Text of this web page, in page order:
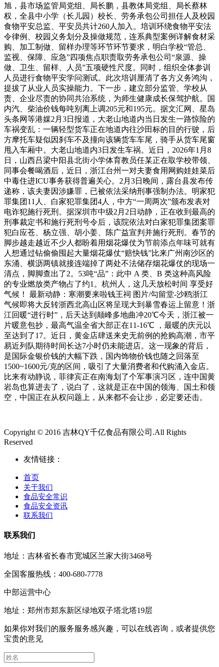
旭，县市场监管局党组、局长鹏，县教体局党组、局长蔡林
权，全县中小学（长儿园）校长、劳务承包公司担任人及校园
食物平安总监、平安员共计260人加入。培训环绕食物平安法
令律例、校园义务划分及操做规范，连系典型案例详解食材采
购、加工制做、留样办理等环节环节要求，明白学校“管总、
监视、保障、应急”四项焦点职责取劳务承包公司“泉源、操
做、卫生、留样、人员”五项硬性尺度。同时，组织全体参训
人员进行食物平安学问测试。此次培训厘清了各方义务鸿沟，
提拔了从业人员实操能力。下一步，建立部分监管、学校从
责、企业尽责的协同共治系统，为师生健康成长保驾护航。国
内汽、柴油价钱每吨别离上调205元和195元。据文汇网、星岛
头条网等港媒2月3日报道，大老山地道内当日发生一路惊险的
车祸变乱：一辆轻型货车正在地道内往沙田标的目的行驶，后
方摩托车疑似因刹车不及撞向该辆货车车尾，骑手从货车尾窗
甩入车厢中。大老山地道内3日发生车祸。近日，2026年1月8
日，山西吕梁中阳县北街小学体育教员任某正在取学校带领、
同事会餐喝酒后，近日，浙江台州一对夫妻食用网购娃娃菜后
中毒住进ICU事务获得普遍关心。2月3日晚间，露台县发布传
递称，该夫妻因涉嫌罪，已被依法采纳刑事强制办法。明家犯
罪集团11人、白家犯罪集团4人，中方“一周两次”颁布发表对
电诈犯施行死刑。据深圳市中级2月2日动静，正在收到最高的
刑事裁定书和施行死刑号令后，该院依法对白家犯罪集团案罪
犯白应苍、杨立强、胡小姜、陈广益宣判并施行死刑。春节的
脚步越走越近不少人都盼着用烟花爆仗为节前添点年味可就有
人想通过钻偷偷囤起大量烟花爆仗“赔快钱”比来广州南沙区的
东涌、横沥两镇就接连端掉了两处不法储存烟花爆仗的现场一
清点，脚脚查出了2。53吨“品”：此中 A 类、B 类这种高风险
的专业燃放类产物占了约1。杭州人，这几天放松时间 享受好
气候！ 最新动静：寒潮要来啦钱王祠 图片/勾留堂-沙鸥浙江
气候即将大反转浙西北高山区将呈现大到暴雪春运上留意！浙
江回暖“进行时”，后天达到颠峰多地曲冲20℃今天，浙江被一
片暖意包抄，最高气温全省大部正在11-16℃ ，最暖的庆元以
至达到了17。近日，黄金店肆送来史无前例的抢购高潮，市平
易近列队期待时间长达7小时仍未能进店。这一现象的背后，
是国际金银价钱的大幅下跌，国内饰物价钱也随之回落至
1500~1600元/克的区间，吸引了大量消费者和代购涌入金店。
比来有动静说，菲律宾正在南海划了个军事演习区，连中国黄
岩岛也算进去了，说白了，这就是正在中国的领海、国土和领
空，中国正在从权问题上，从来都不会让步，必定要还击。
Copyright © 2016 吉林QY千亿食品有限公司.All Rights
Reserved
友情链接：
首页
关于我们
食品安全常识
食品安全资讯
联系我们
联系我们
地址：吉林省长春市宽城区兰家大街3468号
全国客服热线：400-680-7778
中部运营中心
地址：郑州市郑东新区绿地双子塔北塔19层
如果你对我们的服务服务感兴趣，可以在线咨询，或者提供您
宝贵的意见